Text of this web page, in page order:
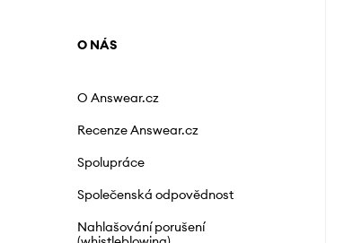
O NÁS
O Answear.cz
Recenze Answear.cz
Spolupráce
Společenská odpovědnost
Nahlašování porušení